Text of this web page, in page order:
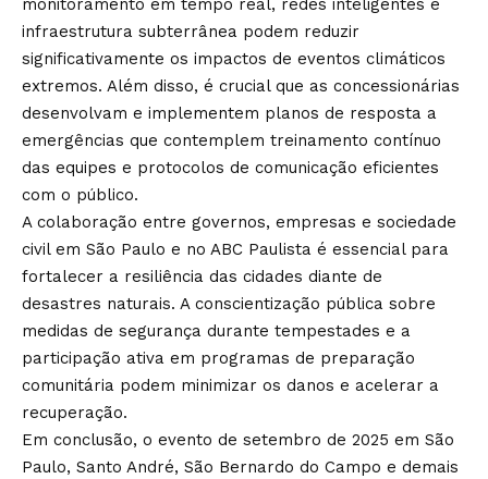
monitoramento em tempo real, redes inteligentes e
infraestrutura subterrânea podem reduzir
significativamente os impactos de eventos climáticos
extremos. Além disso, é crucial que as concessionárias
desenvolvam e implementem planos de resposta a
emergências que contemplem treinamento contínuo
das equipes e protocolos de comunicação eficientes
com o público.
A colaboração entre governos, empresas e sociedade
civil em São Paulo e no ABC Paulista é essencial para
fortalecer a resiliência das cidades diante de
desastres naturais. A conscientização pública sobre
medidas de segurança durante tempestades e a
participação ativa em programas de preparação
comunitária podem minimizar os danos e acelerar a
recuperação.
Em conclusão, o evento de setembro de 2025 em São
Paulo, Santo André, São Bernardo do Campo e demais